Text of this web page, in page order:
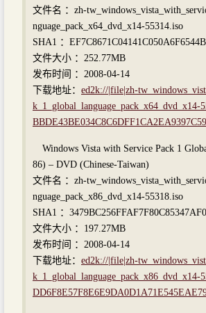
文件名 ：zh-
nguage_pack_x64_dvd_x14-55314.iso
SHA1 ：
文件大小 ：252.77MB
发布时间 ：2008-04-14
下载地址： ed2k://|file|zh-
k_1_global_language_pack_x64_dvd_x14-
Windows Vista with Service Pack 1
86) – DVD (Chinese-Taiwan)
文件名 ：zh-
nguage_pack_x86_dvd_x14-55318.iso
SHA1 ：
文件大小 ：197.27MB
发布时间 ：2008-04-14
下载地址： ed2k://|file|zh-
k_1_global_language_pack_x86_dvd_x14-